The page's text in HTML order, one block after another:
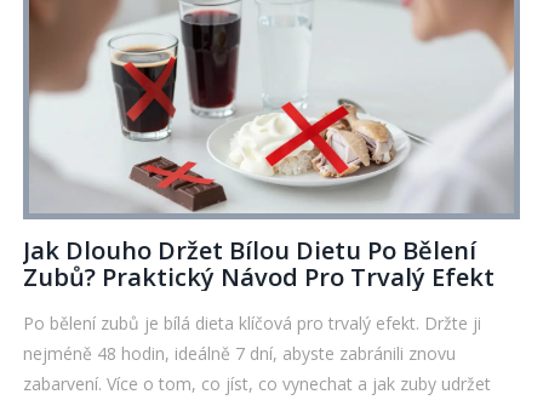
Jak Dlouho Držet Bílou Dietu Po Bělení
Zubů? Praktický Návod Pro Trvalý Efekt
Po bělení zubů je bílá dieta klíčová pro trvalý efekt. Držte ji
nejméně 48 hodin, ideálně 7 dní, abyste zabránili znovu
zabarvení. Více o tom, co jíst, co vynechat a jak zuby udržet